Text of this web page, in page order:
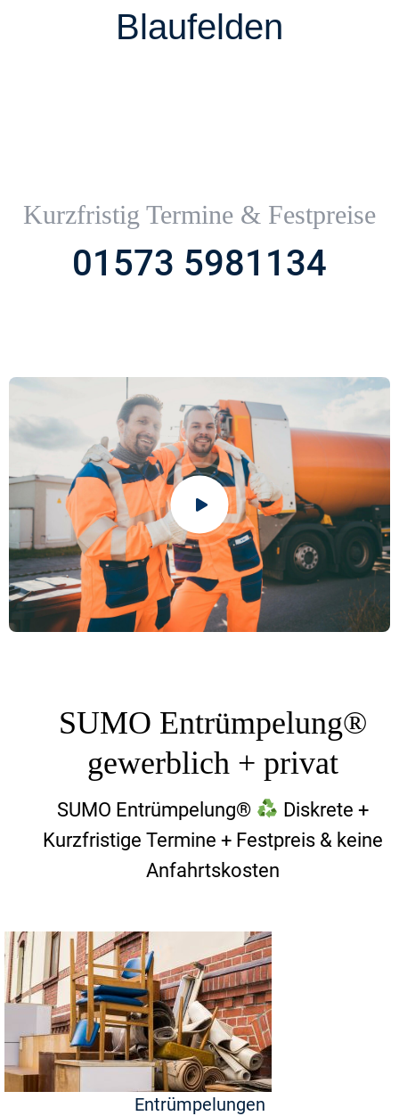
Blaufelden
Kurzfristig Termine & Festpreise
01573 5981134
SUMO Entrümpelung®
gewerblich + privat
SUMO Entrümpelung®
Diskrete +
Kurzfristige Termine + Festpreis & keine
Anfahrtskosten
Entrümpelungen